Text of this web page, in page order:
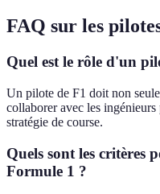
FAQ sur les
Quel est le rôle d'un
Un pilote de F1 doit non
collaborer avec les
stratégie de course.
Quels sont les critères
Formule 1 ?